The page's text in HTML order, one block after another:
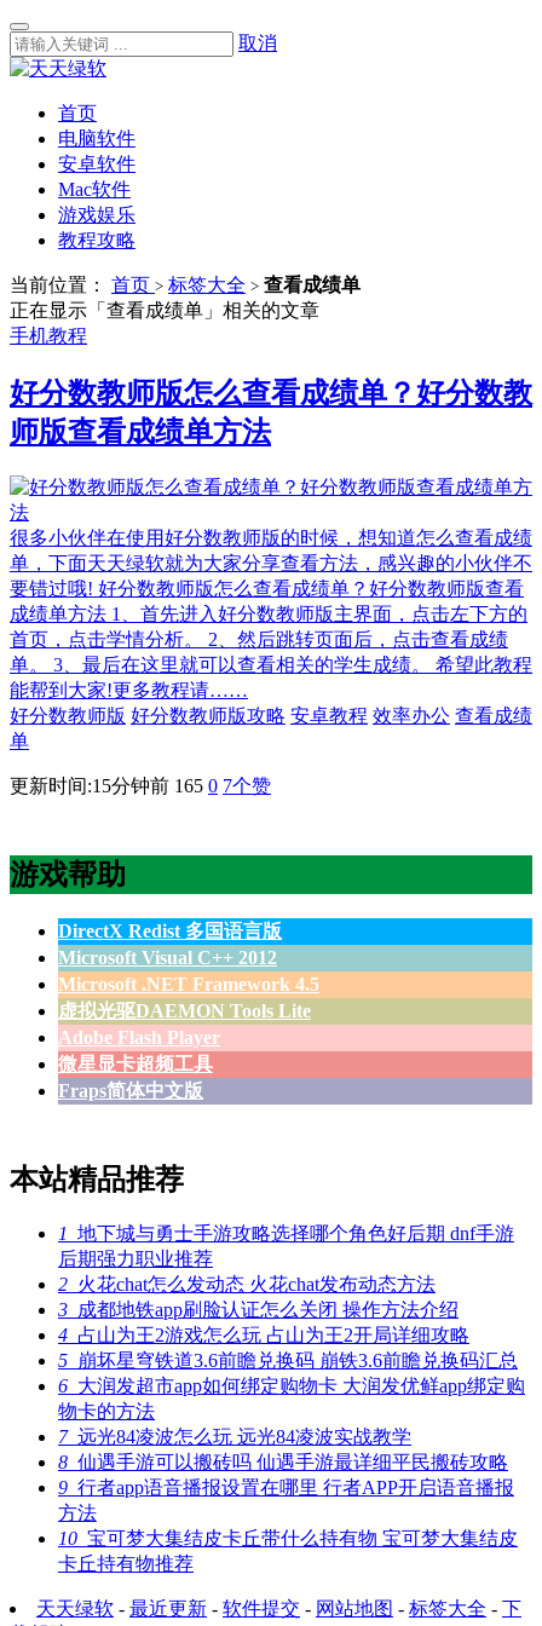
取消
首页
电脑软件
安卓软件
Mac软件
游戏娱乐
教程攻略
当前位置： 首页 > 标签大全 > 查看成绩单
正在显示「查看成绩单」相关的文章
手机教程
好分数教师版怎么查看成绩单？好分数教
师版查看成绩单方法
很多小伙伴在使用好分数教师版的时候，想知道怎么查看成绩
单，下面天天绿软就为大家分享查看方法，感兴趣的小伙伴不
要错过哦! 好分数教师版怎么查看成绩单？好分数教师版查看
成绩单方法 1、首先进入好分数教师版主界面，点击左下方的
首页，点击学情分析。 2、然后跳转页面后，点击查看成绩
单。 3、最后在这里就可以查看相关的学生成绩。 希望此教程
能帮到大家!更多教程请……
好分数教师版 好分数教师版攻略 安卓教程 效率办公 查看成绩
单
更新时间:15分钟前 165 0 7个赞
游戏帮助
DirectX Redist 多国语言版
Microsoft Visual C++ 2012
Microsoft .NET Framework 4.5
虚拟光驱DAEMON Tools Lite
Adobe Flash Player
微星显卡超频工具
Fraps简体中文版
本站精品推荐
1 地下城与勇士手游攻略选择哪个角色好后期 dnf手游
后期强力职业推荐
2 火花chat怎么发动态 火花chat发布动态方法
3 成都地铁app刷脸认证怎么关闭 操作方法介绍
4 占山为王2游戏怎么玩 占山为王2开局详细攻略
5 崩坏星穹铁道3.6前瞻兑换码 崩铁3.6前瞻兑换码汇总
6 大润发超市app如何绑定购物卡 大润发优鲜app绑定购
物卡的方法
7远光84凌波怎么玩 远光84凌波实战教学
8 仙遇手游可以搬砖吗 仙遇手游最详细平民搬砖攻略
9 行者app语音播报设置在哪里 行者APP开启语音播报
方法
10 宝可梦大集结皮卡丘带什么持有物 宝可梦大集结皮
卡丘持有物推荐
天天绿软 - 最近更新 - 软件提交 - 网站地图 - 标签大全 - 下